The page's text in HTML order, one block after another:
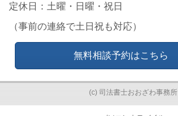
定休日：土曜・日曜・祝日
（事前の連絡で土日祝も対応）
無料相談予約はこちら
(c) 司法書士おおざわ事務所